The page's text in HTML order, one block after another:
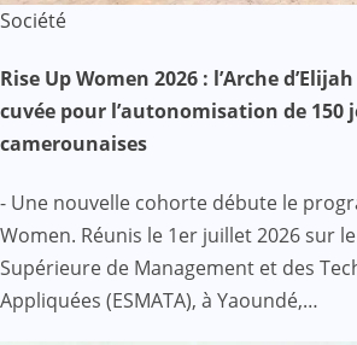
Société
Rise Up Women 2026 : l’Arche
cuvée pour l’autonomisation de 150
camerounaises
- Une nouvelle cohorte débute le
Women. Réunis le 1er juillet 2026 sur
Supérieure de Management et des
Appliquées (ESMATA), à Yaoundé,…